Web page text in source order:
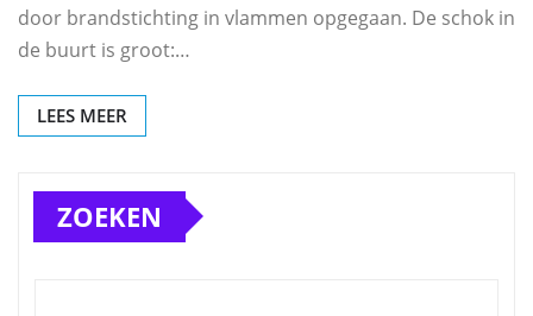
door brandstichting in vlammen opgegaan. De schok in
de buurt is groot:…
LEES MEER
ZOEKEN